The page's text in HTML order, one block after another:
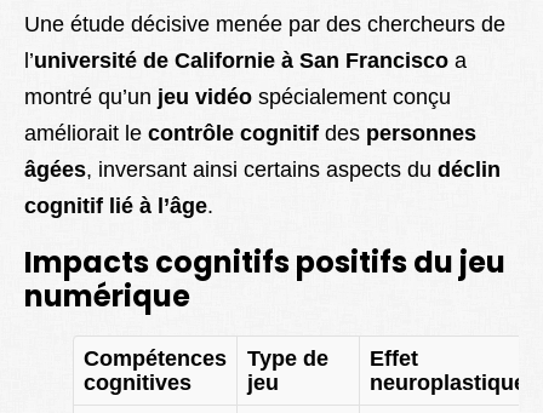
Une étude décisive menée par des chercheurs de
l’université de Californie à San Francisco a
montré qu’un jeu vidéo spécialement conçu
améliorait le contrôle cognitif des personnes
âgées, inversant ainsi certains aspects du déclin
cognitif lié à l’âge.
Impacts cognitifs positifs du jeu
numérique
Compétences
cognitives
Type de
jeu
Effet
neuroplastique